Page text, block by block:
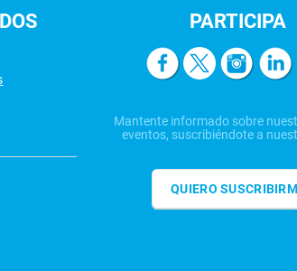
PARTICIPA
Mantente informado sobre
eventos, suscribiéndote a
QUIERO